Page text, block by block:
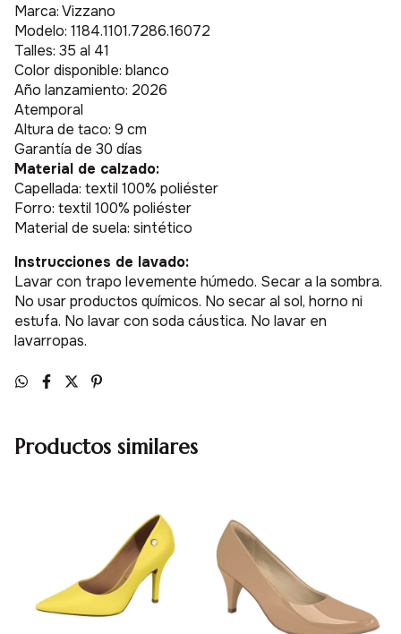
Marca: Vizzano
Modelo: 1184.1101.7286.16072
Talles: 35 al 41
Color disponible: blanco
Año lanzamiento: 2026
Atemporal
Altura de taco: 9 cm
Garantía de 30 días
Material de calzado:
Capellada: textil 100% poliéster
Forro: textil 100% poliéster
Material de suela: sintético
Instrucciones de lavado:
Lavar con trapo levemente húmedo. Secar a la sombra.
No usar productos químicos. No secar al sol, horno ni
estufa. No lavar con soda cáustica. No lavar en
lavarropas.
Productos similares